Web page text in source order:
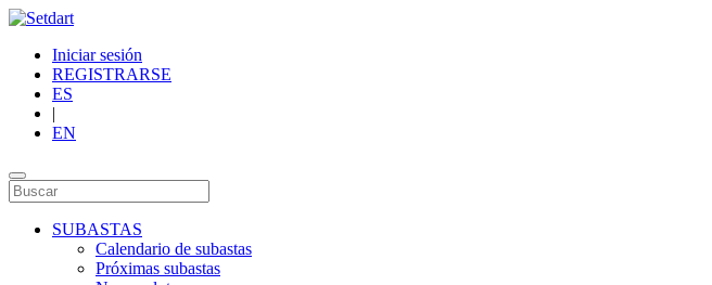
Iniciar sesión
REGISTRARSE
ES
|
EN
SUBASTAS
Calendario de subastas
Próximas subastas